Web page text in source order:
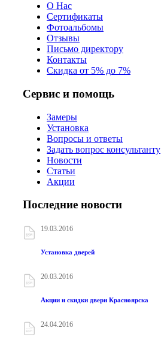
О Нас
Сертификаты
Фотоальбомы
Отзывы
Письмо директору
Контакты
Скидка от 5% до 7%
Сервис и помощь
Замеры
Установка
Вопросы и ответы
Задать вопрос консультанту
Новости
Статьи
Акции
Последние новости
19.03.2016
Установка дверей
20.03.2016
Акции и скидки двери Красноярска
24.04.2016